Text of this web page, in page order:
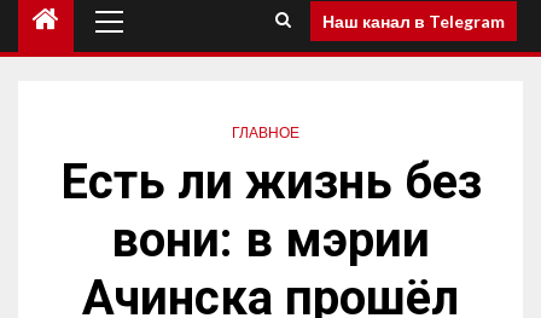
Наш канал в Telegram
ГЛАВНОЕ
Есть ли жизнь без
вони: в мэрии
Ачинска прошёл